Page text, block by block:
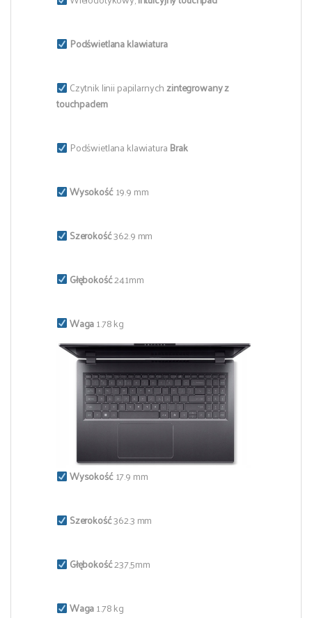
Podświetlana klawiatura
Czytnik linii papilarnychzintegrowany z
touchpadem
Podświetlana klawiatura Brak
Wysokość19.9 mm
Szerokość362.9 mm
Głębokość241mm
Waga1.78 kg
Wysokość17.9 mm
Szerokość362.3 mm
Głębokość237,5mm
Waga1.78 kg